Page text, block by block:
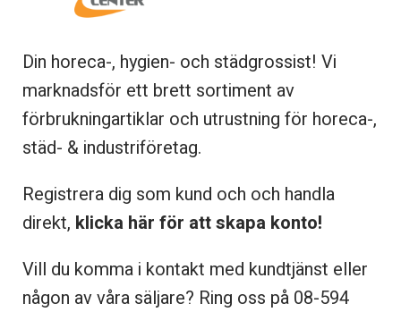
Din horeca-, hygien- och städgrossist! Vi
marknadsför ett brett sortiment av
förbrukningartiklar och utrustning för horeca-,
städ- & industriföretag.
Registrera dig som kund och och handla
direkt, klicka här för att skapa konto!
Vill du komma i kontakt med kundtjänst eller
någon av våra säljare? Ring oss på 08-594